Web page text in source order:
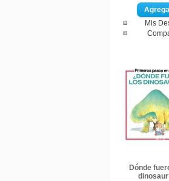
Mis
Dónde